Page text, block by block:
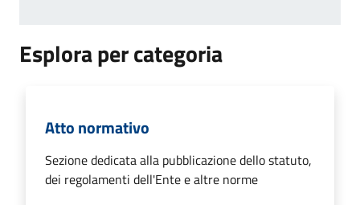
Esplora per categoria
Atto normativo
Sezione dedicata alla pubblicazione dello statuto,
dei regolamenti dell'Ente e altre norme